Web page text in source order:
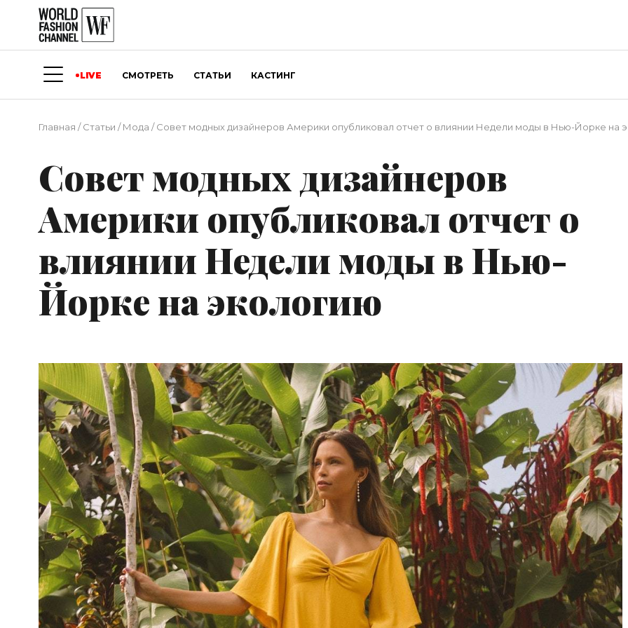
LIVE СМОТРЕТЬ СТАТЬИ КАСТИНГ
Главная /Статьи /Мода /Совет модных дизайнеров Америки опубликовал отчет о влиянии Недели моды в Нью-Йорке на
Совет модных дизайнеров
Америки опубликовал отчет о
влиянии Недели моды в Нью-
Йорке на экологию